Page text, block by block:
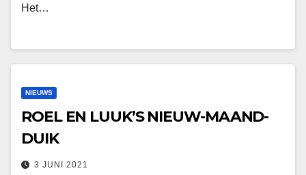
Het…
NIEUWS
ROEL EN LUUK’S NIEUW-MAAND-
DUIK
3 JUNI 2021